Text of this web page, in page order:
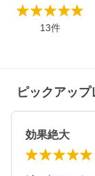
13件
ピックアップ
効果絶大